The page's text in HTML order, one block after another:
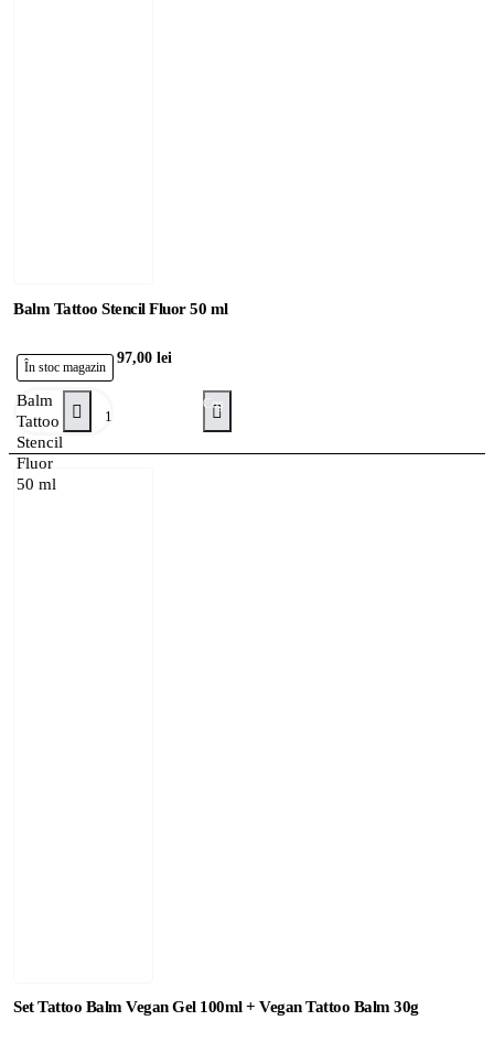
Balm Tattoo Stencil Fluor 50 ml
În stoc magazin
97,00 lei
Balm
Tattoo
Stencil
Fluor
50 ml
Adaugă în Coş
Set Tattoo Balm Vegan Gel 100ml + Vegan Tattoo Balm 30g